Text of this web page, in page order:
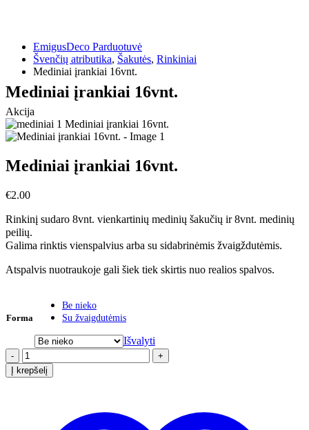
EmigusDeco Parduotuvė
Švenčių atributika, Šakutės, Rinkiniai
Mediniai įrankiai 16vnt.
Mediniai įrankiai 16vnt.
Akcija
Mediniai įrankiai 16vnt.
€2.00
Rinkinį sudaro 8vnt. vienkartinių medinių šakučių ir 8vnt. medinių
peilių.
Galima rinktis vienspalvius arba su sidabrinėmis žvaigždutėmis.
Atspalvis nuotraukoje gali šiek tiek skirtis nuo realios spalvos.
Forma
Be nieko
Su žvaigdutėmis
Išvalyti
-
+
Į krepšelį